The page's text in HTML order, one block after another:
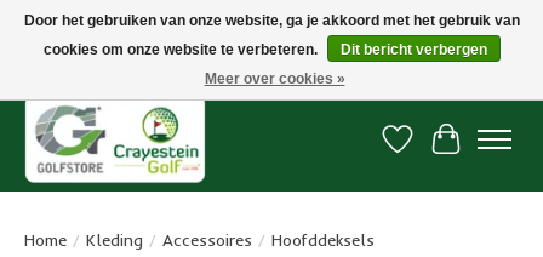
Snelle levering, gratis vanaf € 100. Onze oncourse Golfshop in Dordrecht is
Verlanglijst
Home / Kleding / Accessoires / Hoofddeksels
Door het gebruiken van onze website, ga je akkoord met het gebruik van
cookies om onze website te verbeteren.
Dit bericht verbergen
Meer over cookies »